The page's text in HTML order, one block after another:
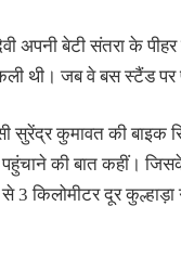
अपनी बेटी संतरा के
थी। जब वे बस स्टैंड
सुरेंद्र कुमावत की
की बात कहीं।
3 किलोमीटर दूर